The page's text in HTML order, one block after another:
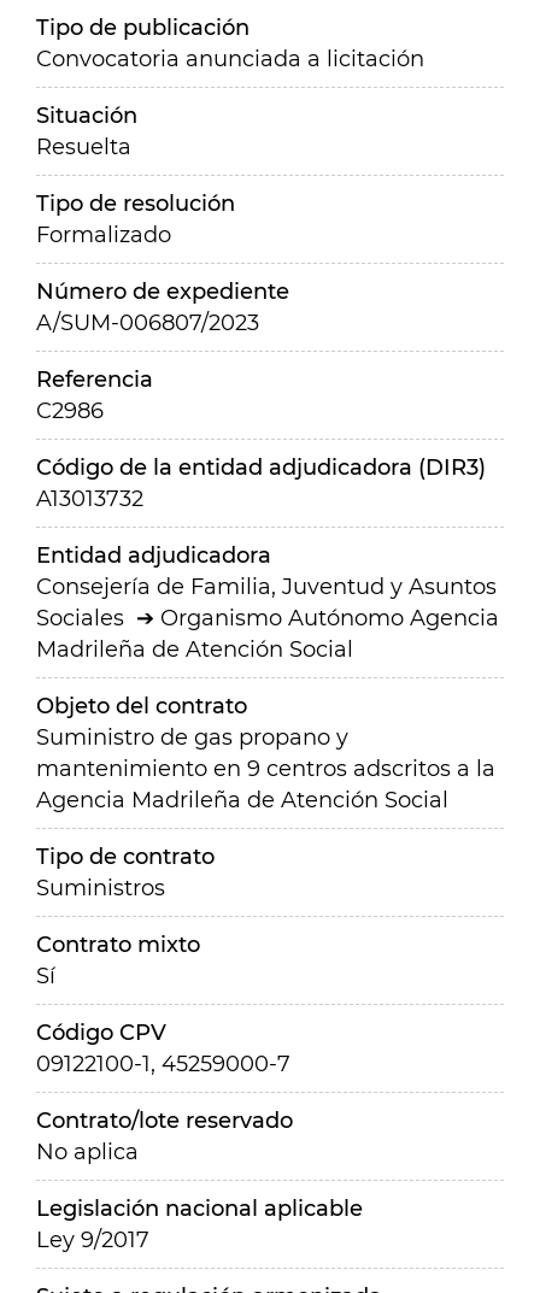
Tipo de publicación
Convocatoria anunciada a licitación
Situación
Resuelta
Tipo de resolución
Formalizado
Número de expediente
A/SUM-006807/2023
Referencia
C2986
Código de la entidad adjudicadora (DIR3)
A13013732
Entidad adjudicadora
Consejería de Familia, Juventud y Asuntos
Sociales
Organismo Autónomo Agencia
Madrileña de Atención Social
Objeto del contrato
Suministro de gas propano y
mantenimiento en 9 centros adscritos a la
Agencia Madrileña de Atención Social
Tipo de contrato
Suministros
Contrato mixto
Sí
Código CPV
09122100-1, 45259000-7
Contrato/lote reservado
No aplica
Legislación nacional aplicable
Ley 9/2017